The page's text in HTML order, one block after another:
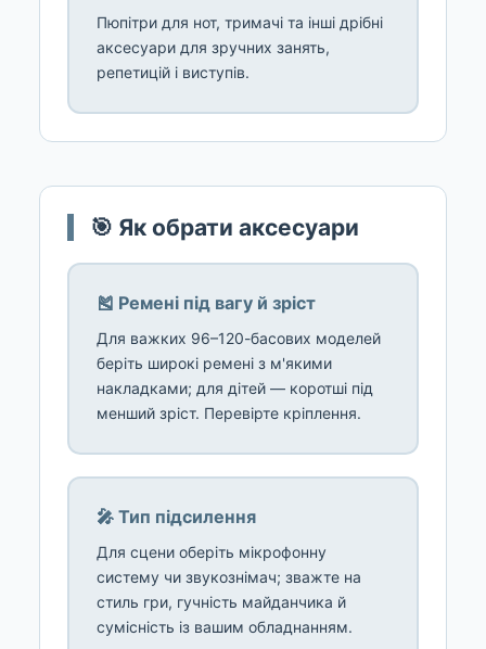
Пюпітри для нот, тримачі та інші дрібні
аксесуари для зручних занять,
репетицій і виступів.
🎯 Як обрати аксесуари
🎽 Ремені під вагу й зріст
Для важких 96–120-басових моделей
беріть широкі ремені з м'якими
накладками; для дітей — коротші під
менший зріст. Перевірте кріплення.
🎤 Тип підсилення
Для сцени оберіть мікрофонну
систему чи звукознімач; зважте на
стиль гри, гучність майданчика й
сумісність із вашим обладнанням.